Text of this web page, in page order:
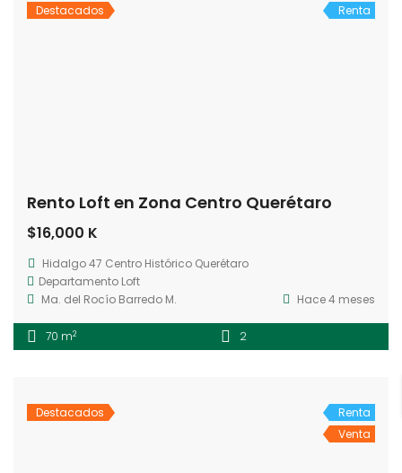
Destacados Renta
Rento Loft en Zona Centro Querétaro
$16,000 K
Hidalgo 47 Centro Histórico Querétaro
Departamento Loft
Ma. del Rocío Barredo M.
Hace 4 meses
70 m2 2
Destacados
Renta
Venta